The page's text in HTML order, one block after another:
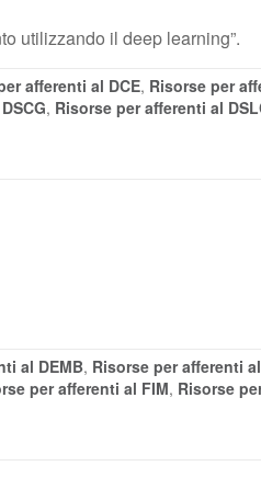
utilizzando il deep learning”.
afferenti al DCE, Risorse per
, Risorse per afferenti al
al DEMB, Risorse per afferenti
per afferenti al FIM, Risorse